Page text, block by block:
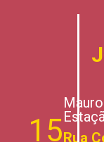
15Rua